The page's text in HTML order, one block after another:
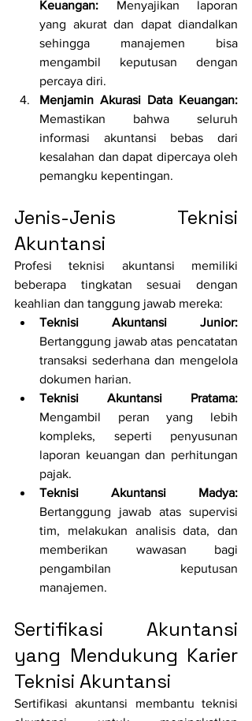
Keuangan: Menyajikan laporan
yang akurat dan dapat diandalkan
sehingga manajemen bisa
mengambil keputusan dengan
percaya diri.
Memastikan bahwa seluruh
informasi akuntansi bebas dari
kesalahan dan dapat dipercaya oleh
pemangku kepentingan.
Jenis-Jenis Teknisi
Akuntansi
Profesi teknisi akuntansi memiliki
beberapa tingkatan sesuai dengan
keahlian dan tanggung jawab mereka:
Bertanggung jawab atas pencatatan
transaksi sederhana dan mengelola
dokumen harian.
Mengambil peran yang lebih
kompleks, seperti penyusunan
laporan keuangan dan perhitungan
pajak.
Bertanggung jawab atas supervisi
tim, melakukan analisis data, dan
memberikan wawasan bagi
pengambilan keputusan
manajemen.
Sertifikasi Akuntansi
yang Mendukung Karier
Teknisi Akuntansi
Sertifikasi akuntansi membantu teknisi